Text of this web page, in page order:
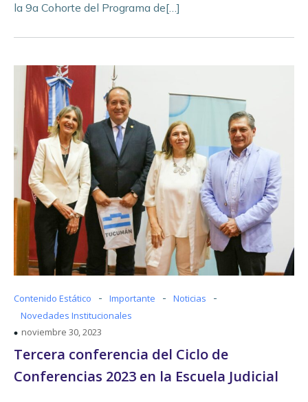
la 9a Cohorte del Programa de[…]
Contenido Estático - Importante - Noticias -
Novedades Institucionales
noviembre 30, 2023
Tercera conferencia del Ciclo de
Conferencias 2023 en la Escuela Judicial